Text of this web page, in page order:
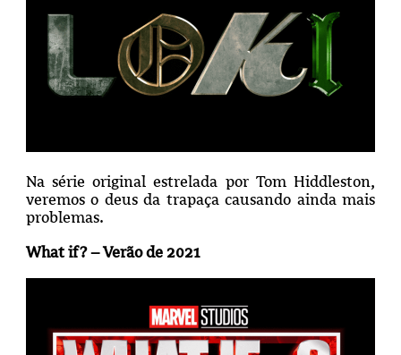
Na série original estrelada por Tom Hiddleston,
veremos o deus da trapaça causando ainda mais
problemas.
What if? – Verão de 2021